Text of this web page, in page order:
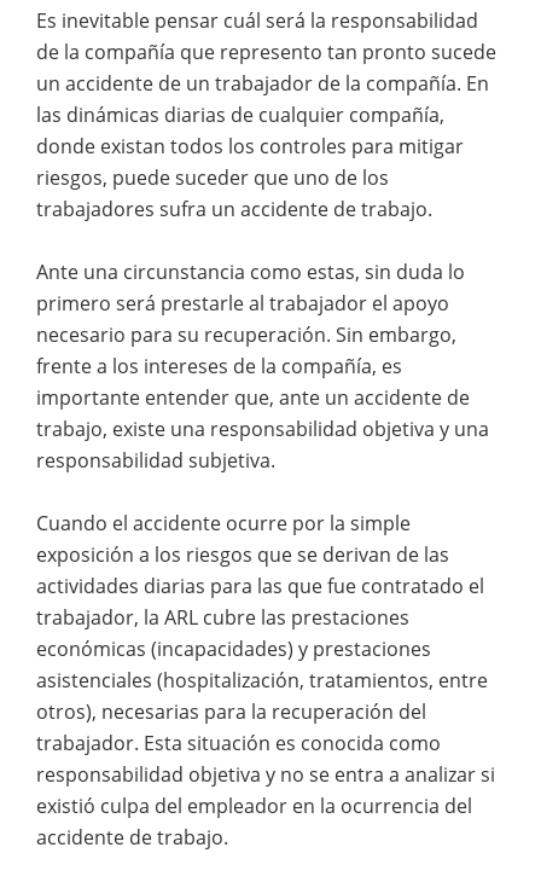
Es inevitable pensar cuál será la responsabilidad
de la compañía que represento tan pronto sucede
un accidente de un trabajador de la compañía. En
las dinámicas diarias de cualquier compañía,
donde existan todos los controles para mitigar
riesgos, puede suceder que uno de los
trabajadores sufra un accidente de trabajo.
Ante una circunstancia como estas, sin duda lo
primero será prestarle al trabajador el apoyo
necesario para su recuperación. Sin embargo,
frente a los intereses de la compañía, es
importante entender que, ante un accidente de
trabajo, existe una responsabilidad objetiva y una
responsabilidad subjetiva.
Cuando el accidente ocurre por la simple
exposición a los riesgos que se derivan de las
actividades diarias para las que fue contratado el
trabajador, la ARL cubre las prestaciones
económicas (incapacidades) y prestaciones
asistenciales (hospitalización, tratamientos, entre
otros), necesarias para la recuperación del
trabajador. Esta situación es conocida como
responsabilidad objetiva y no se entra a analizar si
existió culpa del empleador en la ocurrencia del
accidente de trabajo.